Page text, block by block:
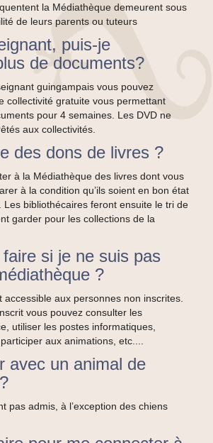
la Médiathèque demeurent sous
de leurs parents ou tuteurs
puis-je
de documents?
guingampais vous pouvez
collectivité gratuite vous permettant
pour 4 semaines. Les DVD ne
aux collectivités.
des dons de livres ?
à la Médiathèque des livres dont vous
à la condition qu’ils soient en bon état
Les bibliothécaires feront ensuite le tri de
garder pour les collections de la
si je ne suis pas
?
accessible aux personnes non inscrites.
vous pouvez consulter les
utiliser les postes informatiques,
aux animations, etc....
avec un animal de
pas admis, à l’exception des chiens